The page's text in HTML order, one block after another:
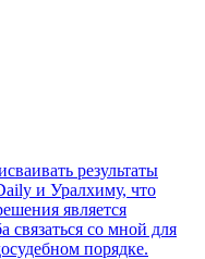
результаты
и Уралхиму, что
является
связаться со мной для
порядке.